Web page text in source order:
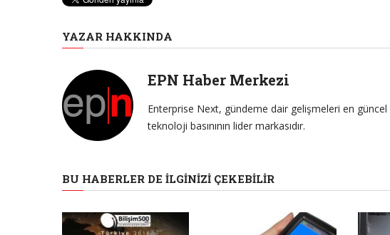
YAZAR HAKKINDA
EPN Haber Merkezi
Enterprise Next, gündeme dair gelişmeleri en güncel
teknoloji basınının lider markasıdır.
BU HABERLER DE İLGINIZI ÇEKEBILIR